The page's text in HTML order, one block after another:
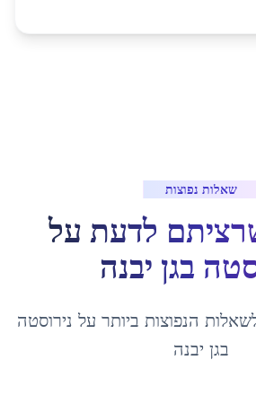
שאלות נפוצות
לדעת על
בגן יבנה
הנפוצות ביותר על נירוסטה
בגן יבנה